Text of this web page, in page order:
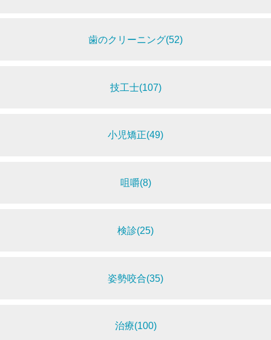
歯のクリーニング(52)
技工士(107)
小児矯正(49)
咀嚼(8)
検診(25)
姿勢咬合(35)
治療(100)